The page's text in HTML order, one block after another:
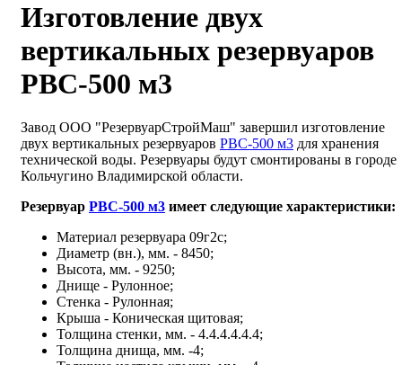
Изготовление двух
вертикальных резервуаров
РВС-500 м3
Завод ООО "РезервуарСтройМаш" завершил изготовление
двух вертикальных резервуаров РВС-500 м3 для хранения
технической воды. Резервуары будут смонтированы в городе
Кольчугино Владимирской области.
Резервуар РВС-500 м3 имеет следующие характеристики:
Материал резервуара 09г2с;
Диаметр (вн.), мм. - 8450;
Высота, мм. - 9250;
Днище - Рулонное;
Стенка - Рулонная;
Крыша - Коническая щитовая;
Толщина стенки, мм. - 4.4.4.4.4.4;
Толщина днища, мм. -4;